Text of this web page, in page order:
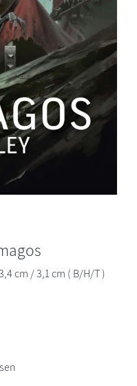
cm / 3,1 cm ( B/H/T )